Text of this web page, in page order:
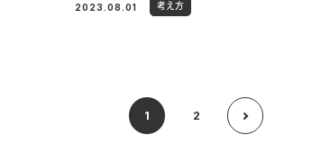
2023.08.01 考え方
1 2